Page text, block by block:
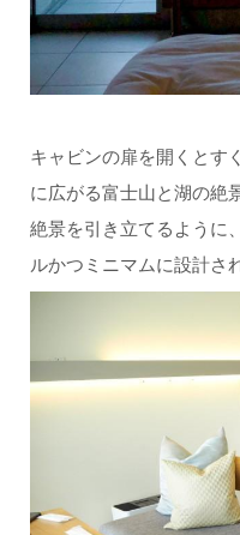
キャビンの扉を開くとす
に広がる富士山と湖の絶
絶景を引き立てるように
ルかつミニマムに設計さ